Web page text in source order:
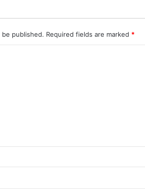
published. Required fields are marked *